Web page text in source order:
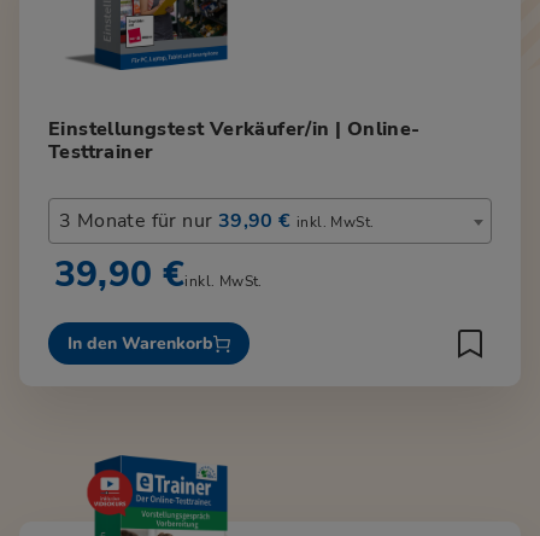
Einstellungstest Verkäufer/in | Online-
Testtrainer
3 Monate für nur 39,90 € inkl. MwSt.
39,90 €inkl. MwSt.
In den Warenkorb